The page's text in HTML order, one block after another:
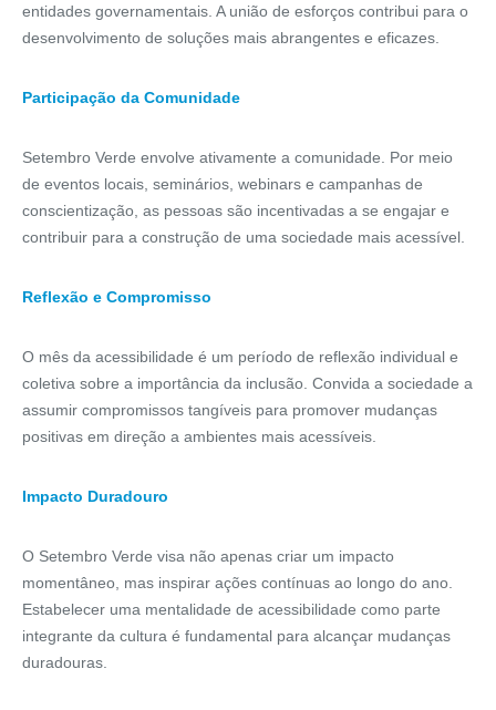
entidades governamentais. A união de esforços contribui para o
desenvolvimento de soluções mais abrangentes e eficazes.
Participação da Comunidade
Setembro Verde envolve ativamente a comunidade. Por meio
de eventos locais, seminários, webinars e campanhas de
conscientização, as pessoas são incentivadas a se engajar e
contribuir para a construção de uma sociedade mais acessível.
Reflexão e Compromisso
O mês da acessibilidade é um período de reflexão individual e
coletiva sobre a importância da inclusão. Convida a sociedade a
assumir compromissos tangíveis para promover mudanças
positivas em direção a ambientes mais acessíveis.
Impacto Duradouro
O Setembro Verde visa não apenas criar um impacto
momentâneo, mas inspirar ações contínuas ao longo do ano.
Estabelecer uma mentalidade de acessibilidade como parte
integrante da cultura é fundamental para alcançar mudanças
duradouras.